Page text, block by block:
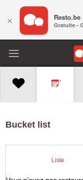
Bucket list
Liste
× Resto.be
Gratuite -